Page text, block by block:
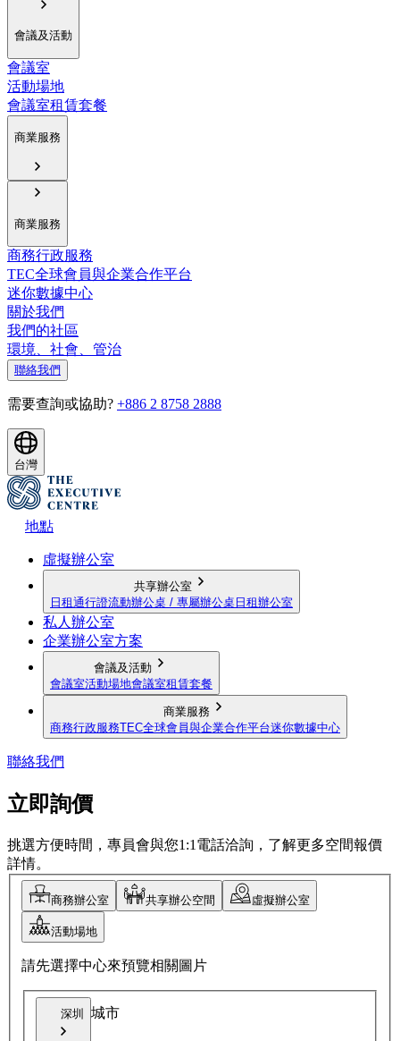
會議及活動
會議室
活動場地
會議室租賃套餐
商業服務
商業服務
商務行政服務
TEC全球會員與企業合作平台
迷你數據中心
關於我們
我們的社區
環境、社會、管治
聯絡我們
需要查詢或協助? +886 2 8758 2888
台灣
地點
虛擬辦公室
共享辦公室
日租通行證流動辦公桌 / 專屬辦公桌 日租辦公室
私人辦公室
企業辦公室方案
會議及活動
會議室活動場地會議室租賃套餐
商業服務
商務行政服務TEC全球會員與企業合作平台迷你數據中心
聯絡我們
立即詢價
挑選方便時間，專員會與您1:1電話洽詢，了解更多空間報價
詳情。
商務辦公室 共享辦公空間 虛擬辦公室
活動場地
請先選擇中心來預覽相關圖片
深圳 城市